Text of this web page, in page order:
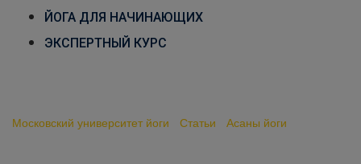
ЙОГА ДЛЯ НАЧИНАЮЩИХ
ЭКСПЕРТНЫЙ КУРС
Московский университет йоги Статьи Асаны йоги